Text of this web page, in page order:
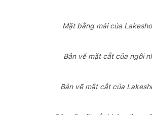
Mặt bằng mái của
Bản vẽ mặt cắt của ngôi
Bản vẽ mặt cắt của